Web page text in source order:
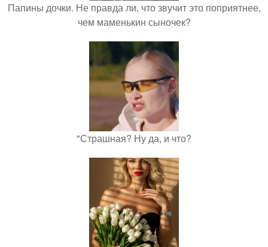
Папины дочки. Не правда ли, что звучит это поприятнее,
чем маменькин сыночек?
"Страшная? Ну да, и что?